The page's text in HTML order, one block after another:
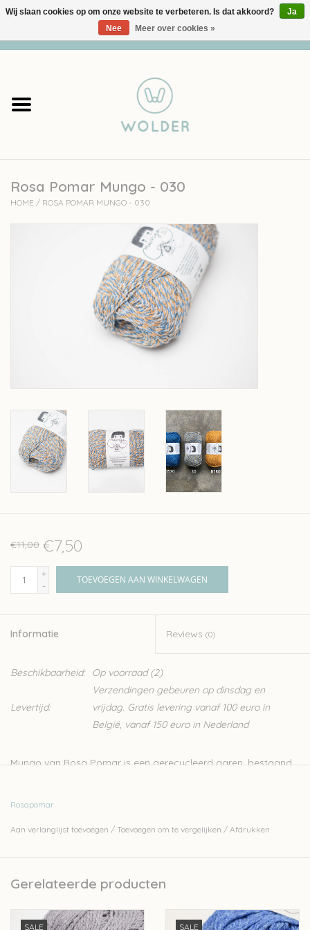
Garens
Accessoires
Rosa Pomar Mungo - 030
HOME / ROSA POMAR MUNGO - 030
€11,00 €7,50
+
-
TOEVOEGEN AAN WINKELWAGEN
Informatie Reviews (0)
Beschikbaarheid: Op voorraad(2)
Levertijd:
Verzendingen gebeuren op dinsdag en
vrijdag. Gratis levering vanaf 100 euro in
België, vanaf 150 euro in Nederland
Mungo van Rosa Pomar is een gerecycleerd garen, bestaand
Nld: 4-5mm
Stekenverhouding 10-10cm: 19st-26r
Rosapomar
Aan verlanglijst toevoegen / Toevoegen om te vergelijken / Afdrukken
Gerelateerde producten
SALE SALE
Wij slaan cookies op om onze website te verbeteren. Is dat akkoord?
Ja
Nee
Meer over cookies »